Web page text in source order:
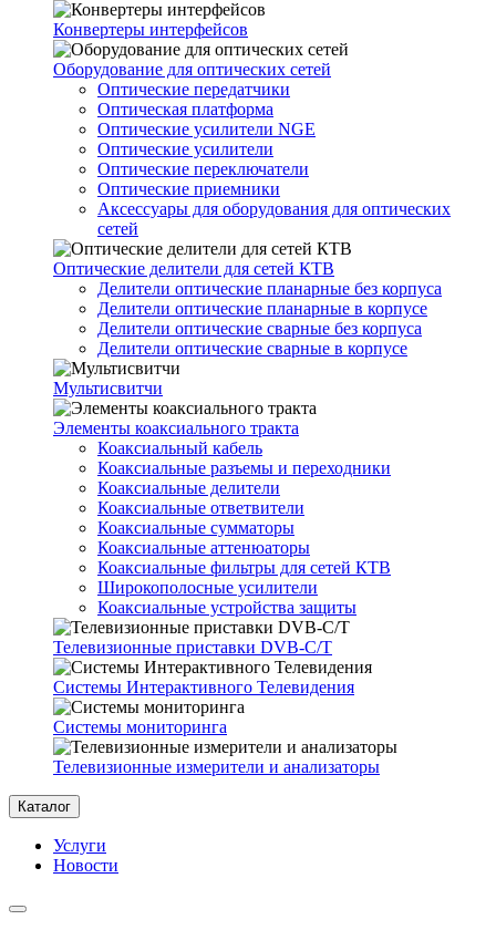
Конвертеры интерфейсов
Оборудование для оптических сетей
Оптические передатчики
Оптическая платформа
Оптические усилители NGE
Оптические усилители
Оптические переключатели
Оптические приемники
Аксессуары для оборудования для оптических
сетей
Оптические делители для сетей КТВ
Делители оптические планарные без корпуса
Делители оптические планарные в корпусе
Делители оптические сварные без корпуса
Делители оптические сварные в корпусе
Мультисвитчи
Элементы коаксиального тракта
Коаксиальный кабель
Коаксиальные разъемы и переходники
Коаксиальные делители
Коаксиальные ответвители
Коаксиальные сумматоры
Коаксиальные аттенюаторы
Коаксиальные фильтры для сетей КТВ
Широкополосные усилители
Коаксиальные устройства защиты
Телевизионные приставки DVB-C/T
Системы Интерактивного Телевидения
Системы мониторинга
Телевизионные измерители и анализаторы
Каталог
Услуги
Новости